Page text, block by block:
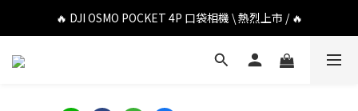
🔥 DJI OSMO POCKET 4P 口袋相機 \ 熱烈上市 / 🔥
🔥 DJI OSMO POCKET 4P 口袋相機 \ 熱烈上市 / 🔥
🔥 Insta360 Luna Ultra 雲台相機 \ 熱烈上市 / 🔥